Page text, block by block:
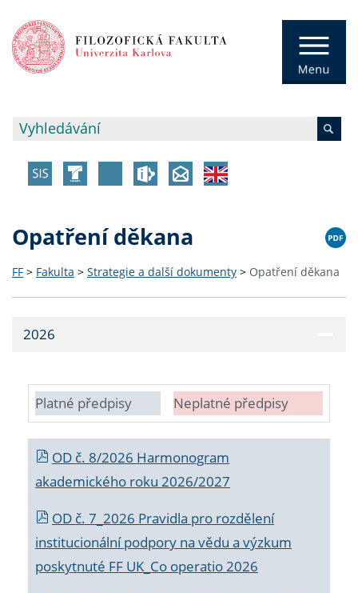
Opatření děkana
FF > Fakulta > Strategie a další dokumenty > Opatření děkana
2026
Platné předpisy Neplatné předpisy
OD č. 8/2026 Harmonogram
akademického roku 2026/2027
OD č. 7_2026 Pravidla pro rozdělení
institucionální podpory na vědu a výzkum
poskytnuté FF UK_Co operatio 2026